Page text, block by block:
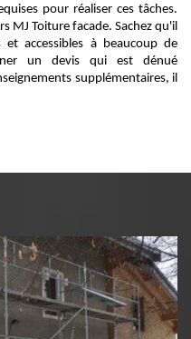
pour réaliser ces tâches.
MJ Toiture facade. Sachez qu'il
accessibles à beaucoup de
un devis qui est dénué
supplémentaires, il